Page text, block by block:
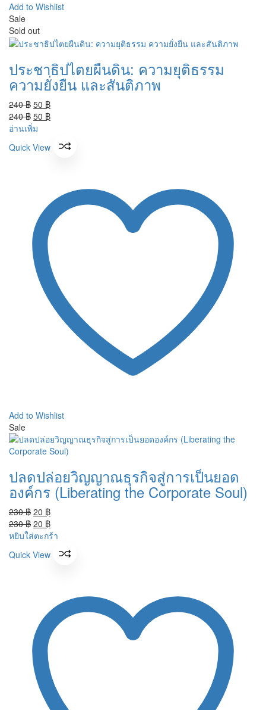
Add to Wishlist
Sale
Sold out
ประชาธิปไตยผืนดิน: ความยุติธรรม
ความยั่งยืน และสันติภาพ
240฿ Original
price
was:
50 ฿Current
price
50 ฿.
240฿ Original
price
240 ฿.
50 ฿Current
50 ฿.
อ่านเพิ่ม
Quick View
Add to Wishlist
Sale
ปลดปล่อยวิญญาณธุรกิจสู่การเป็นยอด
องค์กร (Liberating the Corporate Soul)
230฿ Original
price
was:
20 ฿Current
price
is:
20 ฿.
230฿ Original
price
230 ฿.
20 ฿Current
price
20 ฿.
หยิบใส่ตะกร้า
Quick View